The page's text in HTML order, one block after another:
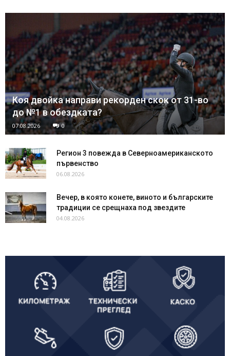
Коя двойка направи рекорден скок от 31-во
до №1 в обездката?
07.08.2026 0
Регион 3 повежда в Северноамериканското
първенство
06.08.2026
Вечер, в която конете, виното и българските
традиции се срещнаха под звездите
04.08.2026